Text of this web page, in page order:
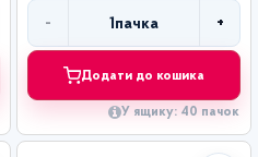
- 1 пачка +
Додати до кошика
У ящику: 40 пачок